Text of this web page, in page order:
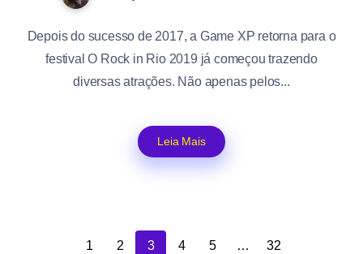
Depois do sucesso de 2017, a Game XP retorna para o
festival O Rock in Rio 2019 já começou trazendo
diversas atrações. Não apenas pelos...
Leia Mais
1 2 3 4 5 … 32